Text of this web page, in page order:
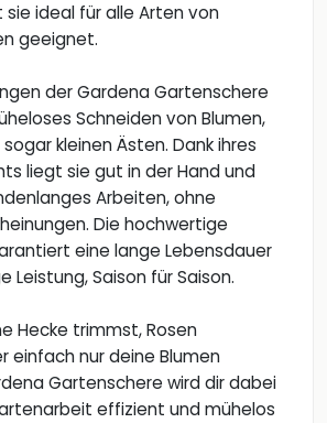
sie ideal für alle Arten von
geeignet.
der Gardena Gartenschere
Schneiden von Blumen,
kleinen Ästen. Dank ihres
liegt sie gut in der Hand und
Arbeiten, ohne
Die hochwertige
eine lange Lebensdauer
Leistung, Saison für Saison.
Hecke trimmst, Rosen
einfach nur deine Blumen
Gartenschere wird dir dabei
effizient und mühelos